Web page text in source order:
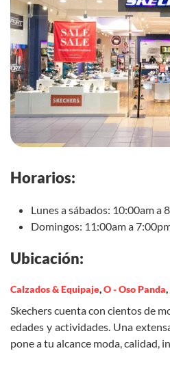
Horarios:
Lunes a sábados: 10:00am a
Domingos: 11:00am a
Ubicación:
Calzados & Equipaje,O - Oso Panda,
Skechers cuenta con cientos de
edades y actividades. Una
pone a tu alcance moda, calidad,